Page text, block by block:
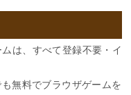
は、すべて登録不要・イ
無料でブラウザゲームを